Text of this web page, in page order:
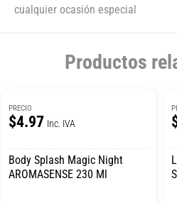
cualquier ocasión especial
Productos
PRECIO
$4.97 Inc. IVA
Body Splash Magic Night
AROMASENSE 230 Ml